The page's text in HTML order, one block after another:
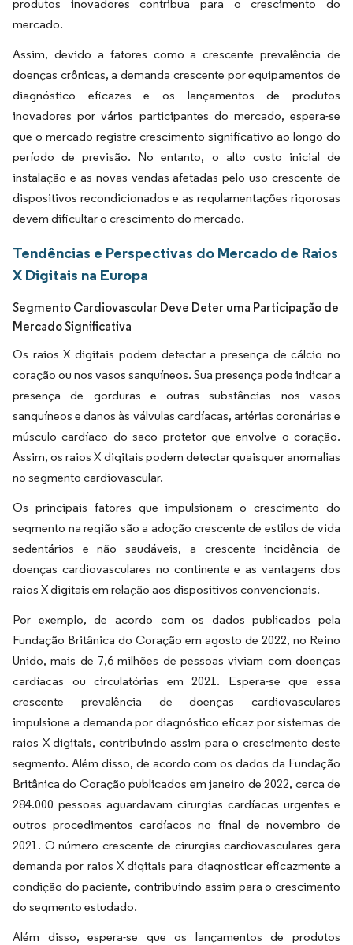
produtos inovadores contribua para o crescimento do
mercado.
Assim, devido a fatores como a crescente prevalência de
doenças crônicas, a demanda crescente por equipamentos de
diagnóstico eficazes e os lançamentos de produtos
inovadores por vários participantes do mercado, espera-se
que o mercado registre crescimento significativo ao longo do
período de previsão. No entanto, o alto custo inicial de
instalação e as novas vendas afetadas pelo uso crescente de
dispositivos recondicionados e as regulamentações rigorosas
devem dificultar o crescimento do mercado.
Tendências e Perspectivas do Mercado de Raios
X Digitais na Europa
Segmento Cardiovascular Deve Deter uma Participação de
Mercado Significativa
Os raios X digitais podem detectar a presença de cálcio no
coração ou nos vasos sanguíneos. Sua presença pode indicar a
presença de gorduras e outras substâncias nos vasos
sanguíneos e danos às válvulas cardíacas, artérias coronárias e
músculo cardíaco do saco protetor que envolve o coração.
Assim, os raios X digitais podem detectar quaisquer anomalias
no segmento cardiovascular.
Os principais fatores que impulsionam o crescimento do
segmento na região são a adoção crescente de estilos de vida
sedentários e não saudáveis, a crescente incidência de
doenças cardiovasculares no continente e as vantagens dos
raios X digitais em relação aos dispositivos convencionais.
Por exemplo, de acordo com os dados publicados pela
Fundação Britânica do Coração em agosto de 2022, no Reino
Unido, mais de 7,6 milhões de pessoas viviam com doenças
cardíacas ou circulatórias em 2021. Espera-se que essa
crescente prevalência de doenças cardiovasculares
impulsione a demanda por diagnóstico eficaz por sistemas de
raios X digitais, contribuindo assim para o crescimento deste
segmento. Além disso, de acordo com os dados da Fundação
Britânica do Coração publicados em janeiro de 2022, cerca de
284.000 pessoas aguardavam cirurgias cardíacas urgentes e
outros procedimentos cardíacos no final de novembro de
2021. O número crescente de cirurgias cardiovasculares gera
demanda por raios X digitais para diagnosticar eficazmente a
condição do paciente, contribuindo assim para o crescimento
do segmento estudado.
Além disso, espera-se que os lançamentos de produtos